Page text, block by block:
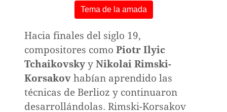
Tema de la amada
Hacia finales del siglo 19,
compositores como Piotr Ilyic
Tchaikovsky y Nikolai Rimski-
Korsakov habían aprendido las
técnicas de Berlioz y continuaron
desarrollándolas. Rimski-Korsakov